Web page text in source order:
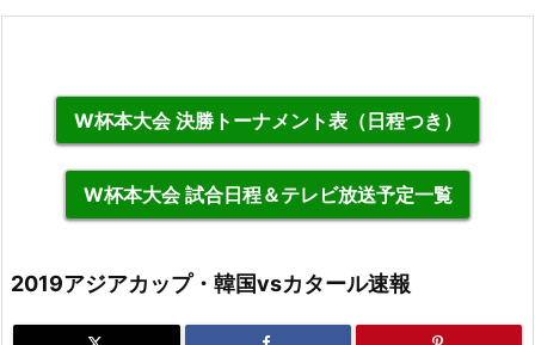
W杯本大会 決勝トーナメント表（日程つき）
W杯本大会 試合日程＆テレビ放送予定一覧
2019アジアカップ・韓国vsカタール速報